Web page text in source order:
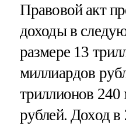
Правовой акт
доходы в
размере 13
миллиардов
триллионов 240
рублей. Доход в